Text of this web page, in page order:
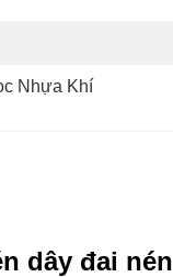
Nhựa Khí
dây đai nén